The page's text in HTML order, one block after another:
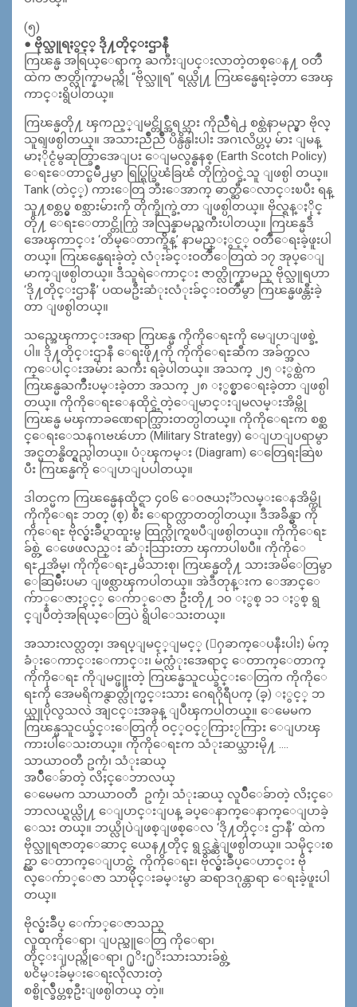
(၅)
● ဗိုလ္သူရႏွင့္ ဒို႔တိုင္းဌာနီ
ကြၽန္မ အရြယ္ေရာက္ ႀကီးျပင္းလာတဲ့တစ္ေန႔ ဝတၳဳ
ထဲက ဇာတ္လိုက္နာမည္ကို “ဗိုလ္သူရ” ရယ္လို႔ ကြၽန္မေရးခဲ့တာ အေၾ
ကာင္းရွိပါတယ္။
ကြၽန္မတို႔ ၾကည့္ျမင္တိုင္အရပ္သား ကိုညိဳရဲ႕ စစ္ထဲနာမည္မွာ ဗိုလ္
သူရျဖစ္ပါတယ္။ အသားညိဳညိဳ ပိန္ပိန္ပါးပါး အဂၤလိပ္တပ္ မ်ား ျမန္
မာႏိုင္ငံမွဆုတ္ခြာအေျပး ေျမလွန္စနစ္ (Earth Scotch Policy)
ေရႊေတာင္ၿမိဳ႕မွာ ရြပ္ရြပ္ခြၽံခြၽံ တိုက္ပြဲဝင္ခဲ့သူ ျဖစ္ပါ တယ္။
Tank (တဲင့္) ကားေတြ ဘီးေအာက္ ဓာတ္ဆီေလာင္းၿပီး ရန္
သူ႔စစ္တပ္မွ စစ္သားမ်ားကို တိုက္ခိုက္ခဲ့တာ ျဖစ္ပါတယ္။ ဗိုလ္ရန္ႏိုင္
တို႔ ေရႊေတာင္တိုက္ပြဲ အလြန္နာမည္ႀကီးပါတယ္။ ကြၽန္မဒီ
အေၾကာင္း ‘တိမ္ေတာက္ခ်ိန္’ နာမည္ႏွင့္ ဝတၳဳေရးခဲ့ဖူးပါ
တယ္။ ကြၽန္မေရးခဲ့တဲ့ လံုးခ်င္းဝတၳဳေတြထဲ ၁၇ အုပ္ေျ
မာက္ျဖစ္ပါတယ္။ ဒီသူရဲေကာင္း ဇာတ္လိုက္နာမည္ ဗိုလ္သူရဟာ
‘ဒို႔တိုင္းဌာနီ’ ပထမဦးဆံုးလံုးခ်င္းဝတၳဳမွာ ကြၽန္မဖန္တီးခဲ့
တာ ျဖစ္ပါတယ္။
သည္အေၾကာင္းအရာ ကြၽန္မ ကိုကိုေရႊကို မေျပာျဖစ္ခဲ့
ပါ။ ဒို႔တိုင္းဌာနီ ေရးဖို႔ကို ကိုကိုေရႊဆီက အခ်က္အလ
က္ေပါင္းအမ်ား ႀကီး ရခဲ့ပါတယ္။ အသက္ ၂၅ ႏွစ္ထဲက
ကြၽန္မႀကိဳးပမ္းခဲ့တာ အသက္ ၂၈ ႏွစ္မွာေရးခဲ့တာ ျဖစ္ပါ
တယ္။ ကိုကိုေရႊေနထိုင္ခဲ့တဲ့ေျမာင္းျမလမ္းအိမ္ကို
ကြၽန္မ မၾကာခဏေရာက္သြားတတ္ပါတယ္။ ကိုကိုေရႊက စစ္ဆ
င္ေရးေသနဂၤဗၽဴဟာ (Military Strategy) ေျပာျပရာမွာ
အင္မတန္စိတ္ရွည္ပါတယ္။ ပံုၾကမ္း (Diagram) ေတြေရးဆြဲၿ
ပီး ကြၽန္မကို ေျပာျပပါတယ္။
ဒါတင္မက ကြၽန္မေနထိုင္ရာ ၄၀၆ ေဝဇယႏၱာလမ္းေနအိမ္ကို
ကိုကိုေရႊ ဘတ္ (စ္) စီး ေရာက္လာတတ္ပါတယ္။ ဒီအခ်ိန္မွာ ကို
ကိုေရႊ ဗိုလ္မွဴးခ်ဳပ္ရာထူးမွ ထြက္လိုက္ရၿပီျဖစ္ပါတယ္။ ကိုကိုေရႊ
ခ်စ္တဲ့ ေဖေဖလည္း ဆံုးသြားတာ ၾကာပါၿပီ။ ကိုကိုေ
ရႊ႕အိမ္၊ ကိုကိုေရႊ႕မိသားစု၊ ကြၽန္မတို႔ သားအမိေတြမွာ
ေဆြမ်ဳိးပမာ ျဖစ္လာၾကပါတယ္။ အဲဒီတုန္းက ေအာင္ေ
က်ာ္ေဇာႏွင့္ ေက်ာ္ေဇာ ဦးတို႔ ၁၀ ႏွစ္ ၁၁ ႏွစ္ ရွ
င္ျပဳတဲ့အရြယ္ေတြပဲ ရွိပါေသးတယ္။
အသားလတ္လတ္၊ အရပ္ျမင့္ျမင့္ (ေႁခာက္ေပနီးပါး) မ်က္
ခံုးေကာင္းေကာင္း၊ မ်က္လံုးအေရာင္ ေတာက္ေတာက္
ကိုကိုေရႊ ကိုျမင္ဖူးတဲ့ ကြၽန္မသူငယ္ခ်င္းေတြက ကိုကိုေ
ရႊကို အေမရိကန္ဇာတ္လိုက္မင္းသား ဂေရဂိုရီပက္ (ခ္) ႏွင့္ ဘ
ယ္သူပိုလွသလဲ အျငင္းအခုန္ ျပဳၾကပါတယ္။ ေမေမက
ကြၽန္မသူငယ္ခ်င္းေတြကို ဝင့္ဝင္ႂကြားႂကြား ေျပာၾ
ကားပါေသးတယ္။ ကိုကိုေရႊက သံုးဆယ္သားမို႔ ….
သာယာဝတီ ဥကၠံ၊ သံုးဆယ္
အပ်ဳိေခ်ာတဲ့ လိႈင္ေဘာလယ္
ေမေမက သာယာဝတီ ဥကၠံ၊ သံုးဆယ္ လူပ်ဳိေခ်ာတဲ့ လိႈင္ေ
ဘာလယ္ရယ္လို႔ ေျပာင္းျပန္ ခပ္ေနာက္ေနာက္ေျပာခဲ့
ေသး တယ္။ ဘယ္လိုပဲျဖစ္ျဖစ္ေလ ‘ဒို႔တိုင္း ဌာနီ’ ထဲက
ဗိုလ္သူရဇာတ္ေဆာင္ ယေန႔တိုင္ ရွင္သန္ဆဲျဖစ္ပါတယ္။ သမိုင္းစ
ဥ္လာ ေတာက္ေျပာင္တဲ့ ကိုကိုေရႊ၊ ဗိုလ္မွဴးခ်ဳပ္ေဟာင္း ဗို
လ္ေက်ာ္ေဇာ သာမိုင္းခမ္းမွာ ဆရာဒဂုန္တာရာ ေရးခဲ့ဖူးပါ
တယ္။
ဗိုလ္မွဴးခ်ဳပ္ ေက်ာ္ေဇာသည္
လူထုကိုေရာ၊ ျပည္သူေတြ ကိုေရာ၊
တိုင္းျပည္ကိုေရာ၊ ႐ုိး႐ုိးသားသားခ်စ္တဲ့
ၿငိမ္းခ်မ္းေရးလိုလားတဲ့
စစ္ဗိုလ္ခ်ဳပ္တစ္ဦးျဖစ္ပါတယ္ တဲ့။